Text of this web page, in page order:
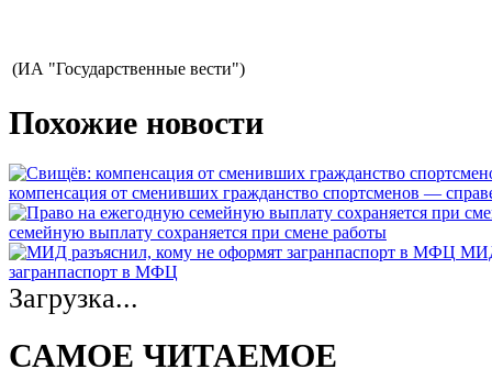
(ИА "Государственные вести")
Похожие новости
компенсация от сменивших гражданство спортсменов —
семейную выплату сохраняется при смене работы
МИД
загранпаспорт в МФЦ
Загрузка...
САМОЕ ЧИТАЕМОЕ